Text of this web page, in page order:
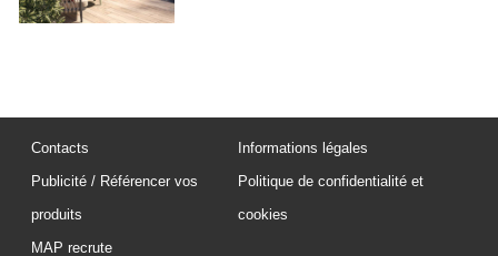
Contacts
Publicité / Référencer vos
produits
MAP recrute
Informations légales
Politique de confidentialité et
cookies